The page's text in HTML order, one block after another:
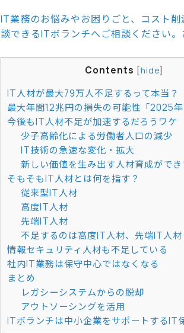
IT業務のお悩みやお困りごと、コスト
談できるITボランチへご相談ください
Contents [hide]
IT人材が最大79万人不足するって本当？
最大年間12兆円の損失の可能性「2025
今後もIT人材不足が加速するだろうワケ
少子高齢化による労働者人口の減少
IT技術の急速な変化・拡大
新しい価値を生み出す人材育成がで
そもそもIT人材とは何を指す？
従来型IT人材
高度IT人材
先端IT人材
不足するのは高度IT人材、先端IT人材
情報セキュリティ人材も不足している
社内IT業務は保守中心ではなくなる
まとめ
レガシーシステムからの脱却
アウトソーシングを活用
ITボランチは中小企業をサポートするIT